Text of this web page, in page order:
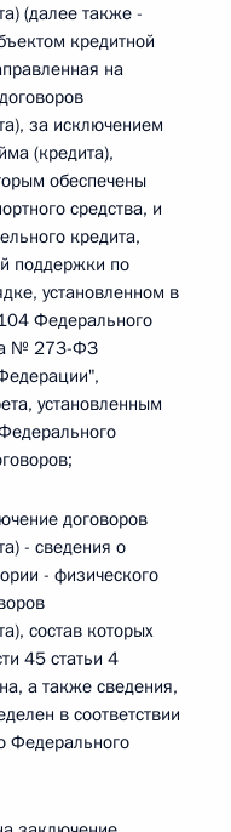
(далее также -
кредитной
на
за исключением
(кредита),
обеспечены
средства, и
кредита,
поддержки по
установленном в
Федерального
№ 273-ФЗ
установленным
договоров
- сведения о
- физического
состав которых
45 статьи 4
а также сведения,
в соответствии
Федерального